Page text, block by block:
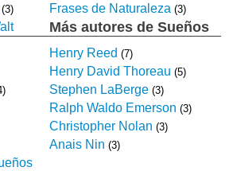
(3) Frases de Naturaleza (3)
Más autores de Sueños
Henry Reed (7)
Henry David Thoreau (5)
Stephen LaBerge (3)
Ralph Waldo Emerson (3)
Christopher Nolan (3)
Anais Nin (3)